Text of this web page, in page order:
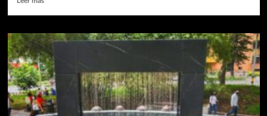
Horóscopo
de
hoy,
domingo
28
de
febrero:
predicciones